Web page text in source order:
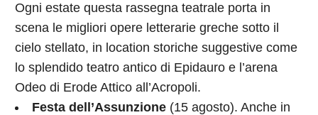
Ogni estate questa rassegna teatrale porta in
scena le migliori opere letterarie greche sotto il
cielo stellato, in location storiche suggestive come
lo splendido teatro antico di Epidauro e l’arena
Odeo di Erode Attico all’Acropoli.
Festa dell’Assunzione (15 agosto). Anche in